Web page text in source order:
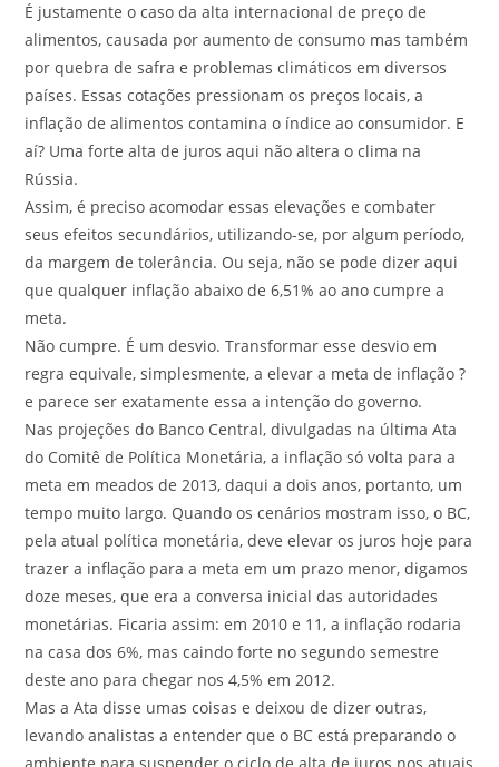
É justamente o caso da alta internacional de preço de
alimentos, causada por aumento de consumo mas também
por quebra de safra e problemas climáticos em diversos
países. Essas cotações pressionam os preços locais, a
inflação de alimentos contamina o índice ao consumidor. E
aí? Uma forte alta de juros aqui não altera o clima na
Rússia.
Assim, é preciso acomodar essas elevações e combater
seus efeitos secundários, utilizando-se, por algum período,
da margem de tolerância. Ou seja, não se pode dizer aqui
que qualquer inflação abaixo de 6,51% ao ano cumpre a
meta.
Não cumpre. É um desvio. Transformar esse desvio em
regra equivale, simplesmente, a elevar a meta de inflação ?
e parece ser exatamente essa a intenção do governo.
Nas projeções do Banco Central, divulgadas na última Ata
do Comitê de Política Monetária, a inflação só volta para a
meta em meados de 2013, daqui a dois anos, portanto, um
tempo muito largo. Quando os cenários mostram isso, o BC,
pela atual política monetária, deve elevar os juros hoje para
trazer a inflação para a meta em um prazo menor, digamos
doze meses, que era a conversa inicial das autoridades
monetárias. Ficaria assim: em 2010 e 11, a inflação rodaria
na casa dos 6%, mas caindo forte no segundo semestre
deste ano para chegar nos 4,5% em 2012.
Mas a Ata disse umas coisas e deixou de dizer outras,
levando analistas a entender que o BC está preparando o